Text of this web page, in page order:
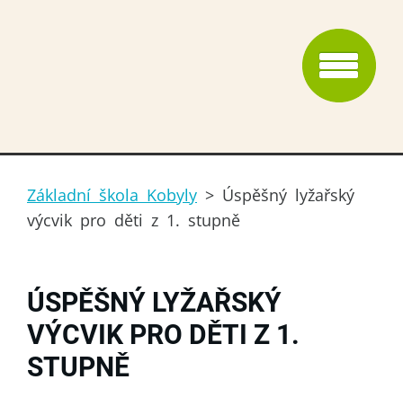
Základní škola Kobyly > Úspěšný lyžařský
výcvik pro děti z 1. stupně
ÚSPĚŠNÝ LYŽAŘSKÝ
VÝCVIK PRO DĚTI Z 1.
STUPNĚ